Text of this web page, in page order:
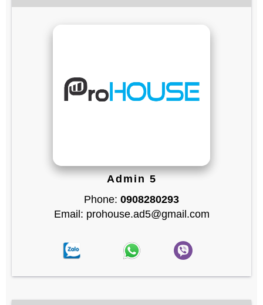
Admin 5
Phone: 0908280293
Email: prohouse.ad5@gmail.com